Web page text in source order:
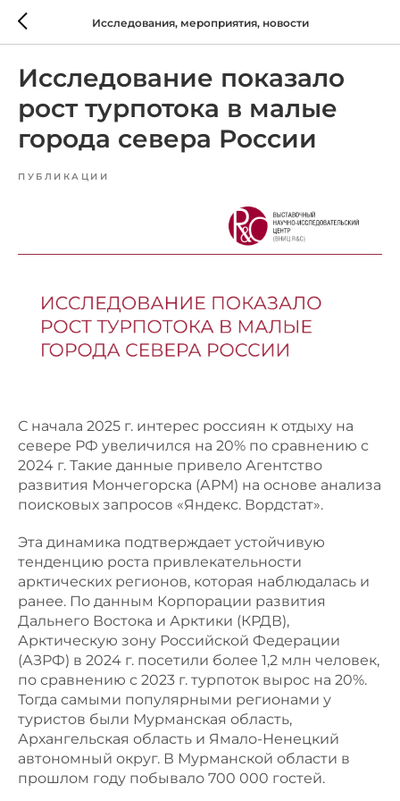
Исследования, мероприятия, новости
Исследование показало
рост турпотока в малые
города севера России
ПУБЛИКАЦИИ
С начала 2025 г. интерес россиян к отдыху на
севере РФ увеличился на 20% по сравнению с
2024 г. Такие данные привело Агентство
развития Мончегорска (АРМ) на основе анализа
поисковых запросов «Яндекс. Вордстат».
Эта динамика подтверждает устойчивую
тенденцию роста привлекательности
арктических регионов, которая наблюдалась и
ранее. По данным Корпорации развития
Дальнего Востока и Арктики (КРДВ),
Арктическую зону Российской Федерации
(АЗРФ) в 2024 г. посетили более 1,2 млн человек,
по сравнению с 2023 г. турпоток вырос на 20%.
Тогда самыми популярными регионами у
туристов были Мурманская область,
Архангельская область и Ямало-Ненецкий
автономный округ. В Мурманской области в
прошлом году побывало 700 000 гостей.